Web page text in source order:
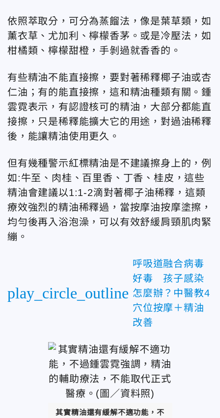
依照萃取分，可分為蒸餾法，像是葉草類，如
薰衣草、尤加利、檸檬香茅。或是冷壓法，如
柑橘類、檸檬甜橙，手剝過就香香的。
有些精油不能直接擦，要對著稀釋椰子油或杏
仁油；有的能直接擦，這和精油種類有關。鍾
雲霓表示，有認證核可的精油，大部分都能直
接擦，只是稀釋能擴大它的用途，對過油稀釋
後，能讓精油使用更久。
但有幾種警示紅標精油是不建議擦身上的，例
如:牛至、肉桂、百里香、丁香、桂皮，這些
精油會建議以1:1-2滴對著椰子油稀釋，這類
療效強烈的精油稀釋過，當按摩油按摩塗擦，
均勻後再入浴泡澡，可以有效舒緩肩頸肌肉緊
繃。
play_circle_outline
呼吸道融合病毒
好毒 孩子感染
怎麼辦？中醫教4
穴位按摩＋精油
改善
其實精油還有緩解不適功能，不